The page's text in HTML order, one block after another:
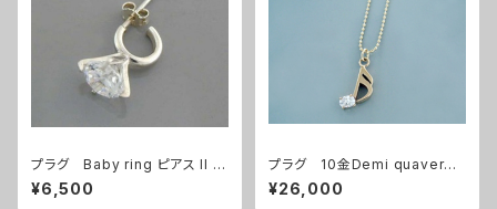
プラグ Baby ring ピアス II (1
個)
¥6,500
プラグ 10金Demi quaverペ
ンダント
¥26,000